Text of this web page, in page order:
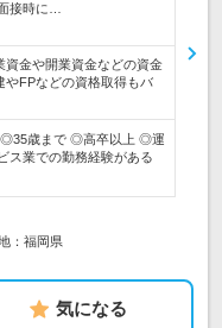
接時に…
資金や開業資金などの資金
FPなどの資格取得もバ
◎35歳まで ◎高卒以上 ◎運
ス業での勤務経験がある
：福岡県
気になる